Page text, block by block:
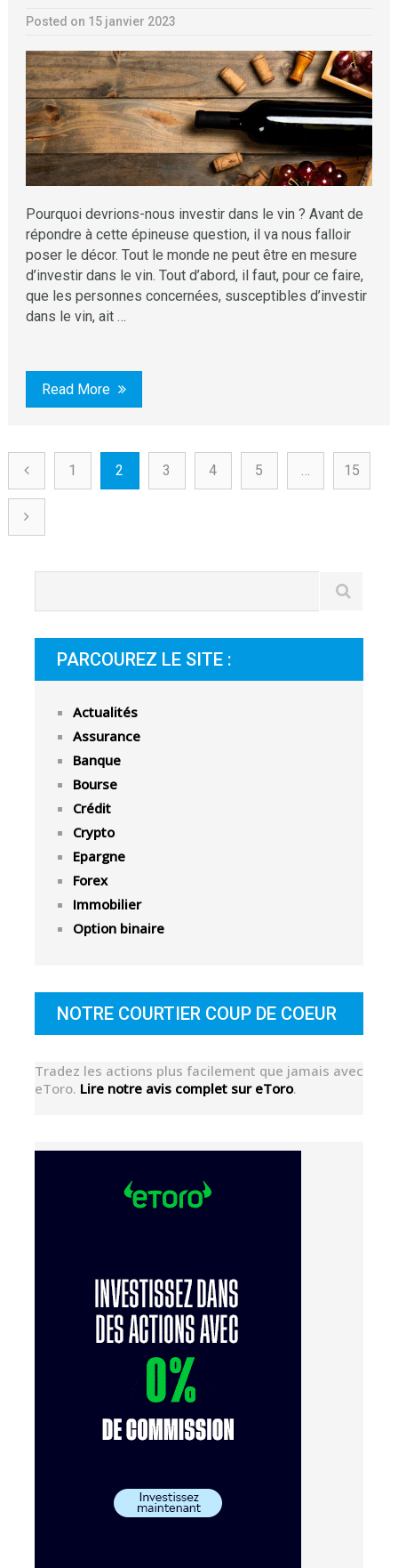
Posted on 15 janvier 2023
Pourquoi devrions-nous investir dans le vin ? Avant de
répondre à cette épineuse question, il va nous falloir
poser le décor. Tout le monde ne peut être en mesure
d’investir dans le vin. Tout d’abord, il faut, pour ce faire,
que les personnes concernées, susceptibles d’investir
dans le vin, ait …
Read More
1 2 3 4 5 15
PARCOUREZ LE SITE :
Actualités
Assurance
Banque
Bourse
Crédit
Crypto
Epargne
Forex
Immobilier
Option binaire
NOTRE COURTIER COUP DE COEUR
Tradez les actions plus facilement que jamais avec
eToro. Lire notre avis complet sur eToro.